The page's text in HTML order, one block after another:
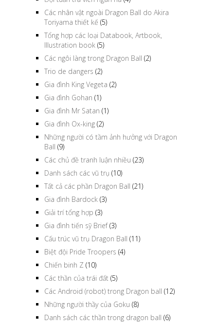
Các nhân vật ngoài Dragon Ball do Akira
Toriyama thiết kế (5)
Tổng hợp các loại Databook, Artbook,
Illustration book (5)
Các ngôi làng trong Dragon Ball (2)
Trio de dangers (2)
Gia đình King Vegeta (2)
Gia đình Gohan (1)
Gia đình Mr Satan (1)
Gia đình Ox-king (2)
Những người có tầm ảnh hưởng với Dragon
Ball (9)
Các chủ đề tranh luận nhiều (23)
Danh sách các vũ trụ (10)
Tất cả các phần Dragon Ball (21)
Gia đình Bardock (3)
Giải trí tổng hợp (3)
Gia đình tiến sỹ Brief(3)
Cấu trúc vũ trụ Dragon Ball (11)
Biệt đội Pride Troopers (4)
Chiến binh Z (10)
Các thần của trái đất (5)
Các Android (robot) trong Dragon ball (12)
Những người thầy của Goku (8)
Danh sách các thần trong dragon ball (6)